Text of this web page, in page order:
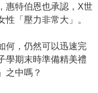
惠特伯恩也承認，X世
「壓力非常大」。
何，仍然可以迅速完
學期末時準備精美禮
之中嗎？